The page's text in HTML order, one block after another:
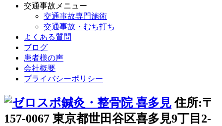
交通事故メニュー
交通事故専門施術
交通事故・むち打ち
よくある質問
ブログ
患者様の声
会社概要
プライバシーポリシー
住所:〒
157-0067 東京都世田谷区喜多見9丁目2-